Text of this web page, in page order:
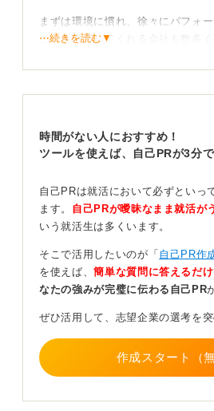
まずは環境に慣れ、徐々にパフォ
ことを許容してくれる会社も数多く
主体的な姿勢を見せてサポート
う
入社後のサポート体制が気になる
どのように業務を習得しているの
てください。
前向きに自ら学ぼうとする姿勢を
あれば、決して受け身な印象を持
ん。
独り立ちまでのイメージを共有し、
ートを切ることが、入社後のスム
ます。
⋯続きを読む▼
時間がない人におすすめ！
ツールを使えば、自己PRが3分
自己PRは就活において必ずといっ
ます。 自己PRが曖昧なまま就活が
いう就活生は多くいます。
そこで活用したいのが「 自己PR作
を使えば、簡単な質問に答えるだけ
なたの強みが完璧に伝わる自己PR
ぜひ活用して、志望企業の選考を突
作成スタート（無